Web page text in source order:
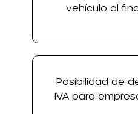
vehículo al
Posibilidad de
IVA para